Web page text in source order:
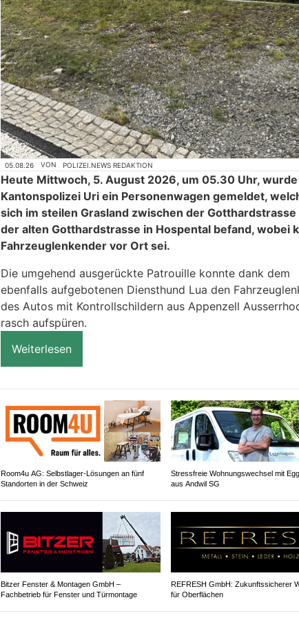
05.08.26 VON POLIZEI.NEWS REDAKTION
Heute Mittwoch, 5. August 2026, um 05.30 Uhr,
Kantonspolizei Uri ein Personenwagen gemeldet,
sich im steilen Grasland zwischen der Gotthardstrasse
der alten Gotthardstrasse in Hospental befand, wobei
Fahrzeuglenkender vor Ort sei.
Die umgehend ausgerückte Patrouille konnte dank dem
ebenfalls aufgebotenen Diensthund Lua den
des Autos mit Kontrollschildern aus Appenzell
rasch aufspüren.
Weiterlesen
Room4u AG: Selbstlager-Lösungen an fünf
Standorten in der Schweiz
Stressfreie Wohnungswechsel mit
aus Andwil SG
Bitzer Fenster & Montagen GmbH –
Fachbetrieb für Fenster und Türmontage
REFRESH GmbH: Zukunftssicherer
für Oberflächen